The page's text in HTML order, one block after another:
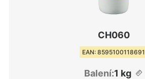
CH060
EAN: 8595100118691
Balení:1 kg